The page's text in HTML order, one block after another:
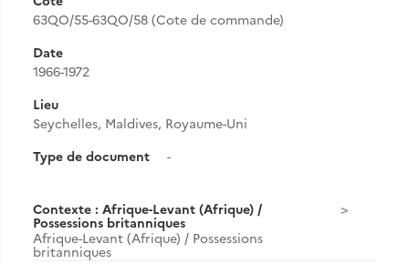
63QO/55-63QO/58 (Cote de commande)
Date
1966-1972
Lieu
Seychelles, Maldives, Royaume-Uni
Type de document
-
Contexte : Afrique-Levant (Afrique) /
Possessions britanniques
Afrique-Levant (Afrique) / Possessions
britanniques